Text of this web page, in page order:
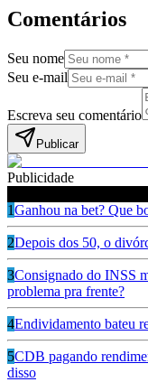
Comentários
Seu nome
Seu e-mail
Escreva seu comentário
Publicar
Publicidade
1Ganhou na bet? Que
2Depois dos 50, o
3Consignado do INSS
problema pra frente?
4Endividamento bateu
5CDB pagando
disso